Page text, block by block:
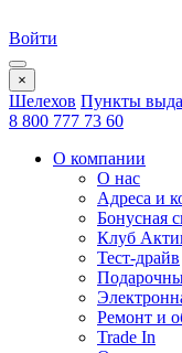
Войти
×
Шелехов Пункты
8 800 777 73 60
О компании
О нас
Адреса и
Бонусная
Клуб
Тест-драйв
Ремонт и
Trade In